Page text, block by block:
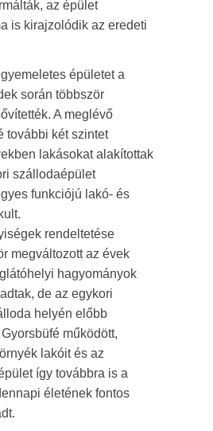
az épület
is kirajzolódik az eredeti
épületet a
során többször
A meglévő
további két szintet
lakásokat alakítottak
szállodaépület
funkciójú lakó- és
rendeltetése
megváltozott az évek
hagyományok
de az egykori
helyén előbb
működött,
lakóit és az
így továbbra is a
életének fontos